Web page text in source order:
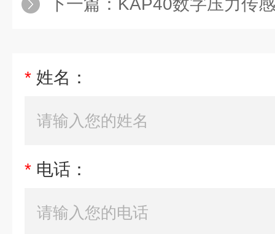
下一篇： KAP40数字压力传
* 姓名：
* 电话：